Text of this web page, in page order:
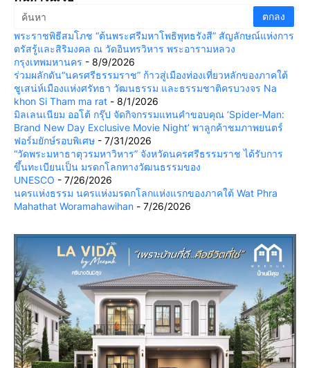
พระราชพิธีสมโภช “ต้นพระศรีมหาโพธิพุทธรังสี” สัญลักษณ์แห่งการ
ตรัสรู้และสิริมงคล ณ วัดอินทรวิหาร พระอารามหลวง
กรุงเทพมหานคร - 8/9/2026
ร่วมผลักดัน“นครศรีธรรมราช” ก้าวสู่เมืองท่องเที่ยวหลักของภาคใต้
ชูเสน่ห์เมืองแห่งศรัทธา วัฒนธรรม และธรรมชาติครบวงจร Na
khon Si Tham ma rat - 8/1/2026
มิลเลนเนียม ออโต้ กรุ๊ป จัดกิจกรรมแทนคำขอบคุณ ‘Spider-Man:
Brand New Day Exclusive Movie Night’ พาลูกค้าชมภาพยนตร์
ฟอร์มยักษ์รอบพิเศษ - 7/31/2026
“วัดพระมหาธาตุวรมหาวิหาร” จังหวัดนครศรีธรรมราช ได้รับการ
ขึ้นทะเบียนเป็น มรดกโลกทางวัฒนธรรมของ
UNESCO - 7/26/2026
นครแห่งธรรม นครแห่งมรดกโลกแห่งแรกของภาคใต้ Wat Phra
Mahathat Woramahawihan - 7/26/2026